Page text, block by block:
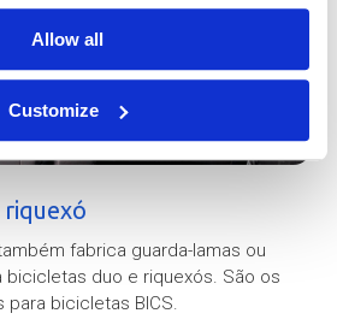
Allow all
Customize
riquexó
fabrica guarda-lamas ou
bicicletas duo e riquexós. São os
para bicicletas BICS.